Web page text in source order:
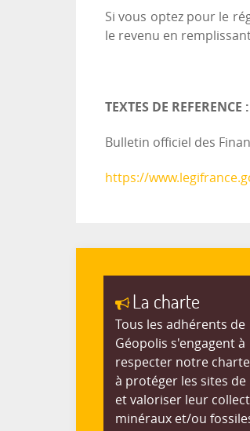
Si vous optez pour le
le revenu en
TEXTES DE REFERENCE :
Bulletin officiel des
https://
La charte
Tous les adhérents de
Géopolis s'engagent à
respecter notre
à protéger les sites
et valoriser leur
minéraux et/ou